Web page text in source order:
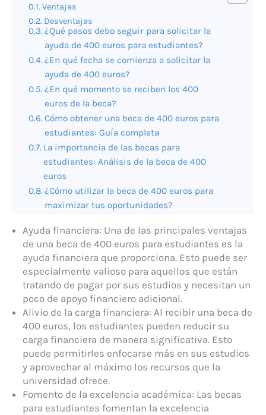
Ventajas
Desventajas
¿Qué pasos debo seguir para solicitar la
ayuda de 400 euros para estudiantes?
¿En qué fecha se comienza a solicitar la
ayuda de 400 euros?
¿En qué momento se reciben los 400
euros de la beca?
Cómo obtener una beca de 400 euros para
estudiantes: Guía completa
La importancia de las becas para
estudiantes: Análisis de la beca de 400
euros
¿Cómo utilizar la beca de 400 euros para
maximizar tus oportunidades?
Ayuda financiera: Una de las principales ventajas
de una beca de 400 euros para estudiantes es la
ayuda financiera que proporciona. Esto puede ser
especialmente valioso para aquellos que están
tratando de pagar por sus estudios y necesitan un
poco de apoyo financiero adicional.
Alivio de la carga financiera: Al recibir una beca de
400 euros, los estudiantes pueden reducir su
carga financiera de manera significativa. Esto
puede permitirles enfocarse más en sus estudios
y aprovechar al máximo los recursos que la
universidad ofrece.
Fomento de la excelencia académica: Las becas
para estudiantes fomentan la excelencia